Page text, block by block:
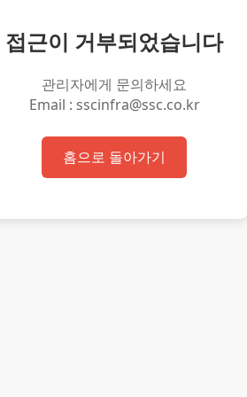
접근이 거부되었습니다
관리자에게 문의하세요
Email : sscinfra@ssc.co.kr
홈으로 돌아가기